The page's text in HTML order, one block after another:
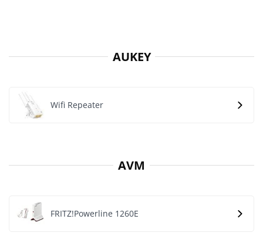
AUKEY
Wifi Repeater
AVM
FRITZ!Powerline 1260E